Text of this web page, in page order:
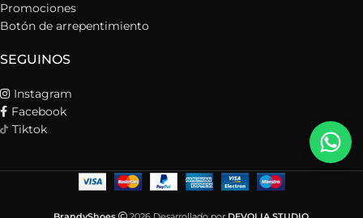
Promociones
Botón de arrepentimiento
SEGUINOS
Instagram
Facebook
Tiktok